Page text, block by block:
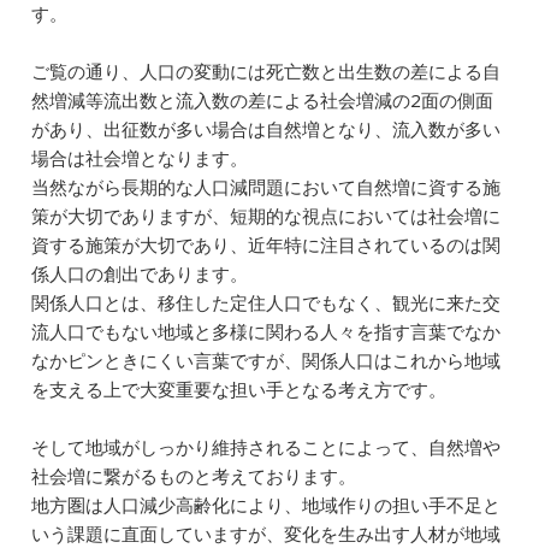
す。
ご覧の通り、人口の変動には死亡数と出生数の差による自
然増減等流出数と流入数の差による社会増減の2面の側面
があり、出征数が多い場合は自然増となり、流入数が多い
場合は社会増となります。
当然ながら長期的な人口減問題において自然増に資する施
策が大切でありますが、短期的な視点においては社会増に
資する施策が大切であり、近年特に注目されているのは関
係人口の創出であります。
関係人口とは、移住した定住人口でもなく、観光に来た交
流人口でもない地域と多様に関わる人々を指す言葉でなか
なかピンときにくい言葉ですが、関係人口はこれから地域
を支える上で大変重要な担い手となる考え方です。
そして地域がしっかり維持されることによって、自然増や
社会増に繋がるものと考えております。
地方圏は人口減少高齢化により、地域作りの担い手不足と
いう課題に直面していますが、変化を生み出す人材が地域